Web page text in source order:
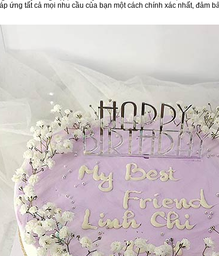
ứng tất cả mọi nhu cầu của bạn một cách chính xác nhất, đảm